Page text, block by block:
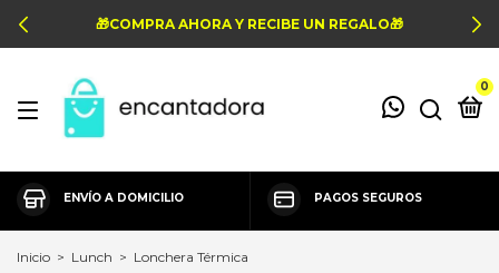
🎁COMPRA AHORA Y RECIBE UN REGALO🎁
0
ENVÍO A DOMICILIO PAGOS SEGUROS
Inicio > Lunch > Lonchera Térmica